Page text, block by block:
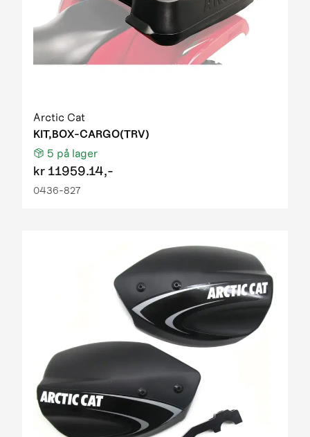
Arctic Cat
KIT,BOX-CARGO(TRV)
5 på lager
kr 11959.14,-
0436-827